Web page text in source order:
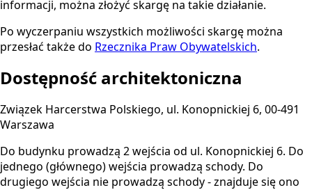
informacji, można złożyć skargę na takie działanie.
Po wyczerpaniu wszystkich możliwości skargę można
przesłać także do Rzecznika Praw Obywatelskich.
Dostępność architektoniczna
Związek Harcerstwa Polskiego, ul. Konopnickiej 6, 00-491
Warszawa
Do budynku prowadzą 2 wejścia od ul. Konopnickiej 6. Do
jednego (głównego) wejścia prowadzą schody. Do
drugiego wejścia nie prowadzą schody - znajduje się ono